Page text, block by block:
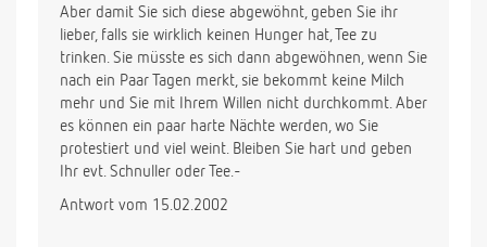
Aber damit Sie sich diese abgewöhnt, geben Sie ihr
lieber, falls sie wirklich keinen Hunger hat, Tee zu
trinken. Sie müsste es sich dann abgewöhnen, wenn Sie
nach ein Paar Tagen merkt, sie bekommt keine Milch
mehr und Sie mit Ihrem Willen nicht durchkommt. Aber
es können ein paar harte Nächte werden, wo Sie
protestiert und viel weint. Bleiben Sie hart und geben
Ihr evt. Schnuller oder Tee.-
Antwort vom 15.02.2002